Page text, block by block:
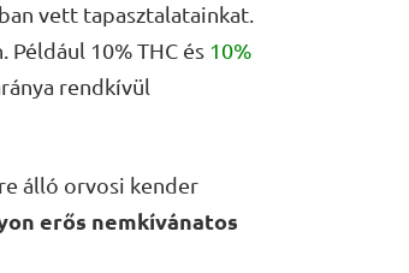
vett tapasztalatainkat.
Például 10% THC és 10%
rendkívül
álló orvosi kender
erős nemkívánatos